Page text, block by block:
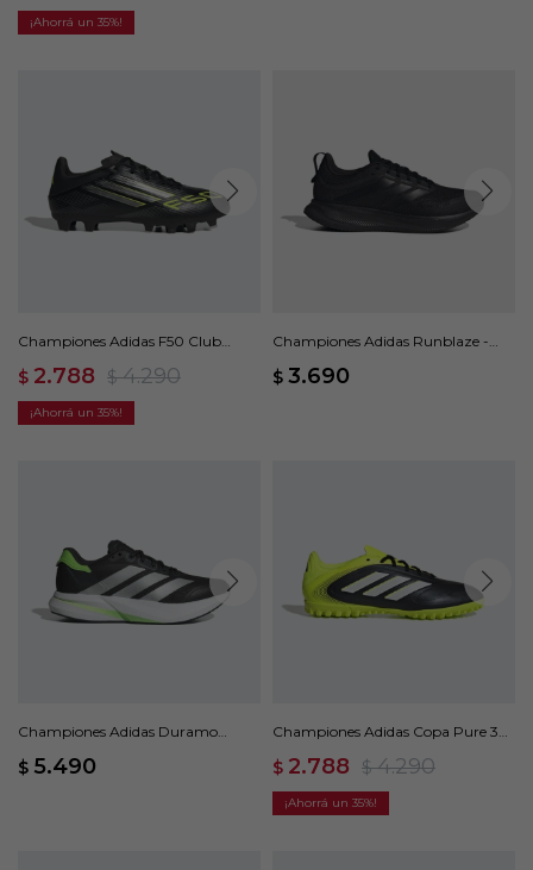
35
Championes Adidas F50 Club
$ 2.788 $ 4.290
35
Championes Adidas Runblaze -
$ 3.690
Championes Adidas Duramo
$ 5.490
Championes Adidas Copa Pure 3
$ 2.788 $ 4.290
35